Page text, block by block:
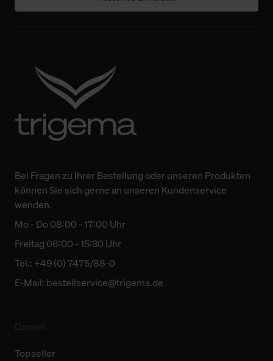
Bei Fragen zu Ihrer Bestellung oder unseren Produkten
können Sie sich gerne an unseren Kundenservice
wenden.
Mo - Do 08:00 - 17:00 Uhr
Freitag 08:00 - 15:30 Uhr
Tel.: +49 (0) 7475/88-0
E-Mail: bestellservice@trigema.de
Topseller